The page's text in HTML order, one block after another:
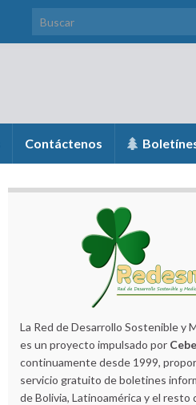
Search for:
Contáctenos
La Red de Desarrollo Sostenible y
es un proyecto impulsado por
continuamente desde 1999,
servicio gratuito de boletines
de Bolivia, Latinoamérica y el resto